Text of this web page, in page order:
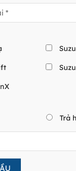
CAO BẰNG MỚI
Trả